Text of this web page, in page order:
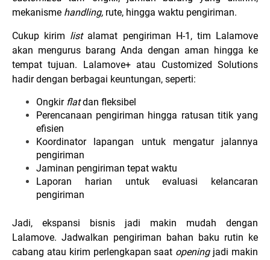
mekanisme handling, rute, hingga waktu pengiriman.
Cukup kirim list alamat pengiriman H-1, tim Lalamove
akan mengurus barang Anda dengan aman hingga ke
tempat tujuan. Lalamove+ atau Customized Solutions
hadir dengan berbagai keuntungan, seperti:
Ongkir flatdan fleksibel
Perencanaan pengiriman hingga ratusan titik yang
efisien
Koordinator lapangan untuk mengatur jalannya
pengiriman
Jaminan pengiriman tepat waktu
Laporan harian untuk evaluasi kelancaran
pengiriman
Jadi, ekspansi bisnis jadi makin mudah dengan
Lalamove. Jadwalkan pengiriman bahan baku rutin ke
cabang atau kirim perlengkapan saat opening jadi makin